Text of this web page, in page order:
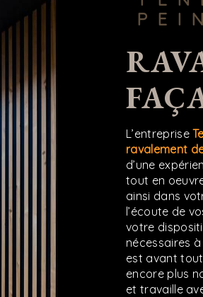
RAVALEMENT DE
L’entreprise
ravalement
d’une
tout en
ainsi dans
l’écoute de
votre
nécessaires
est avant
encore plus
et travaille